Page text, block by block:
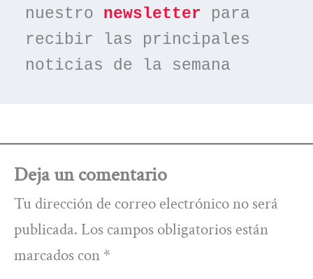
nuestro newsletter para
recibir las principales
noticias de la semana
Deja un comentario
Tu dirección de correo electrónico no será
publicada. Los campos obligatorios están
marcados con *